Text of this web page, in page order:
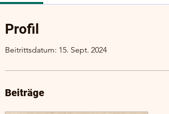
Profil
Beitrittsdatum: 15. Sept. 2024
Beiträge